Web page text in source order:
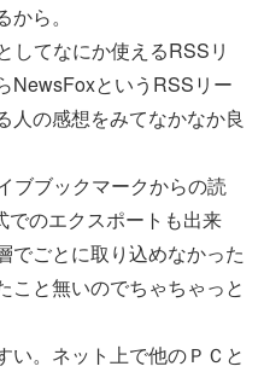
ら。
してなにか使えるRSSリ
NewsFoxというRSSリー
人の感想をみてなかなか良
ブブックマークからの読
でのエクスポートも出来
でごとに取り込めなかった
こと無いのでちゃちゃっと
。ネット上で他のＰＣと